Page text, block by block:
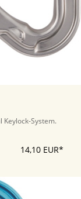
Keylock-System.
14,10 EUR*